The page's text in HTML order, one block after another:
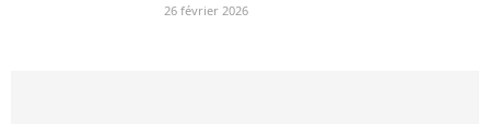
26 février 2026